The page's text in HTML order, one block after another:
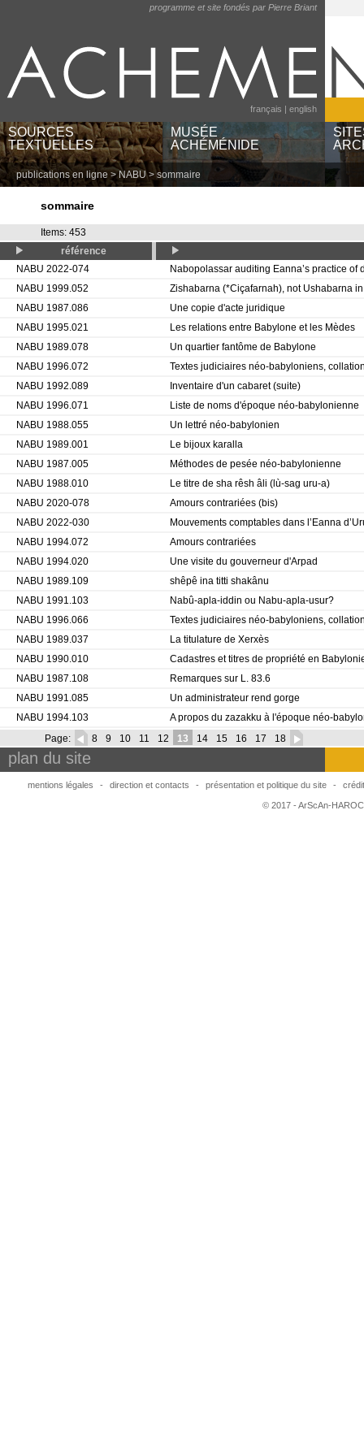
programme et site fondés par Pierre Briant
français | english
SOURCES
TEXTUELLES
textes par langues et
textes par régions
textes babyloniens par
publications
MUSÉE
ACHÉMÉNIDE
musées et institutions
publications en ligne >NABU> sommaire
sommaire
Items: 453
référence
NABU 2022-074
Nabopolassar auditing Eanna’s practice
NABU 1999.052
Zishabarna (*Ciçafarnah), not Ushabarna
NABU 1987.086
Une copie d'acte juridique
NABU 1995.021
Les relations entre Babylone et les Mèdes
NABU 1989.078
Un quartier fantôme de Babylone
NABU 1996.072
Textes judiciaires néo-babyloniens,
NABU 1992.089
Inventaire d'un cabaret (suite)
NABU 1996.071
Liste de noms d'époque néo-babylonienne
NABU 1988.055
Un lettré néo-babylonien
NABU 1989.001
Le bijoux karalla
NABU 1987.005
Méthodes de pesée néo-babylonienne
NABU 1988.010
Le titre de sha rêsh âli (lù-sag uru-a)
NABU 2020-078
Amours contrariées (bis)
NABU 2022-030
Mouvements comptables dans l’Eanna
NABU 1994.072
Amours contrariées
NABU 1994.020
Une visite du gouverneur d'Arpad
NABU 1989.109
shêpê ina titti shakânu
NABU 1991.103
Nabû-apla-iddin ou Nabu-apla-usur?
NABU 1996.066
Textes judiciaires néo-babyloniens,
NABU 1989.037
La titulature de Xerxès
NABU 1990.010
Cadastres et titres de propriété en
NABU 1987.108
Remarques sur L. 83.6
NABU 1991.085
Un administrateur rend gorge
NABU 1994.103
A propos du zazakku à l'époque néo-
Page:
8 9 10 11 12 13 14 15 16 17 18
plan du site
mentions légales - direction et contacts - présentation et politique du site -
© 2017 - ArScAn-